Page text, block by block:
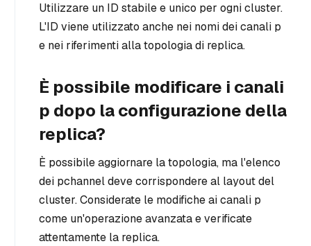
Utilizzare un ID stabile e unico per ogni cluster.
L'ID viene utilizzato anche nei nomi dei canali p
e nei riferimenti alla topologia di replica.
È possibile modificare i canali
p dopo la configurazione della
replica?
È possibile aggiornare la topologia, ma l'elenco
dei pchannel deve corrispondere al layout del
cluster. Considerate le modifiche ai canali p
come un'operazione avanzata e verificate
attentamente la replica.